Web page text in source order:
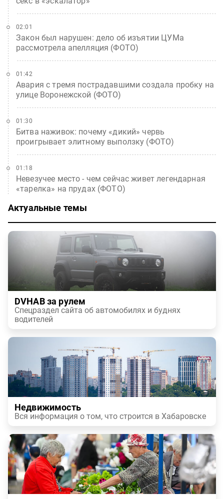
Закон был нарушен: дело об изъятии ЦУМа
рассмотрела апелляция (ФОТО)
02:01
Авария с тремя пострадавшими создала пробку на
улице Воронежской (ФОТО)
01:42
Битва наживок: почему «дикий» червь
проигрывает элитному выползку (ФОТО)
01:30
Невезучее место - чем сейчас живет легендарная
«тарелка» на прудах (ФОТО)
01:18
Актуальные темы
DVHAB за рулем
Спецраздел сайта об автомобилях и буднях
водителей
Недвижимость
Вся информация о том, что строится в Хабаровске